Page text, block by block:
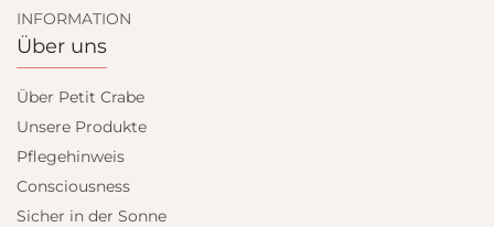
INFORMATION
Über uns
Über Petit Crabe
Unsere Produkte
Pflegehinweis
Consciousness
Sicher in der Sonne